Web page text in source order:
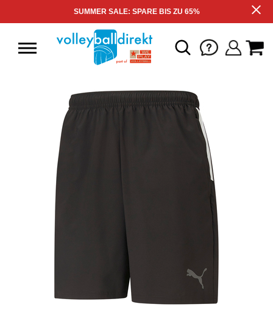
SUMMER SALE: SPARE BIS ZU 65%